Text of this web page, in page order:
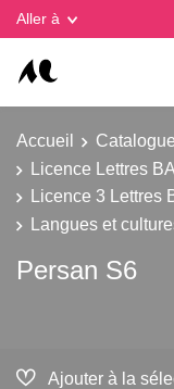
Aller à
Accueil
Licence Lettres
Licence 3 Lettres
Langues et
Persan S6
Ajouter à la
Gestion des cookies